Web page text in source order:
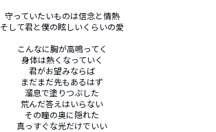
守っていたいものは信念と情熱
そして君と僕の眩しいくらいの愛
こんなに胸が高鳴ってく
身体は熱くなっていく
君がお望みならば
まだまだ先もあるはず
溜息で塗りつぶした
荒んだ答えはいらない
その瞳の奥に隠れた
真っすぐな光だけでいい